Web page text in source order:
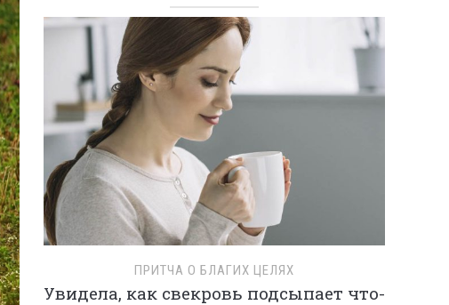
ПРИТЧА О БЛАГИХ ЦЕЛЯХ
Увидела, как свекровь подсыпает что-